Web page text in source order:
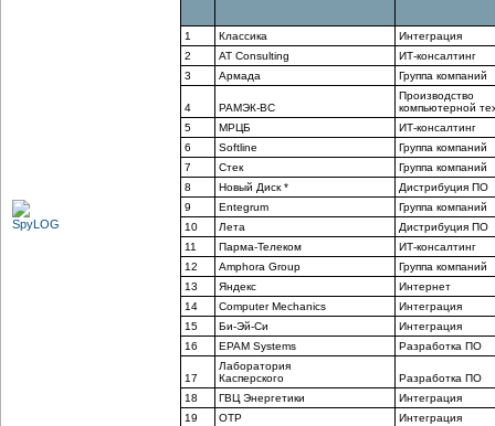
1 Классика
Интеграция
2
AT Consulting
ИТ-консалтинг
3
Армада Группа компаний
4 РАМЭК-ВС
Производство
компьютерной
5
МРЦБ
ИТ-консалтинг
6
Softline
Группа компаний
7
Стек
Группа компаний
8
Новый Диск *
Дистрибуция ПО
9
Entegrum
Группа компаний
10
Лета
Дистрибуция ПО
11
Парма-Телеком
ИТ-консалтинг
12
Amphora Group
Группа компаний
13
Яндекс
Интернет
14
Computer Mechanics
Интеграция
15
Би-Эй-Си
Интеграция
16
EPAM Systems Разработка ПО
17
Лаборатория
Касперского
Разработка ПО
18
ГВЦ Энергетики
Интеграция
19
ОТР
Интеграция